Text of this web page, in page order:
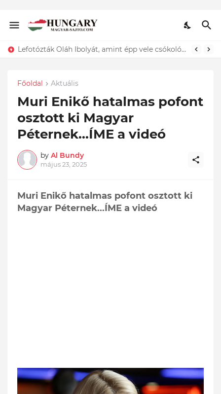
Lefotózták Oláh Ibolyát, amint épp vele csókolózik - EZT nem hiszed el, kinek a karjában kötött ki...ÍME
Főoldal Aktuális
Muri Enikő hatalmas pofont
osztott ki Magyar
Péternek...ÍME a videó
by Al Bundy
május 23, 2025
Muri Enikő hatalmas pofont osztott ki
Magyar Péternek...ÍME a videó